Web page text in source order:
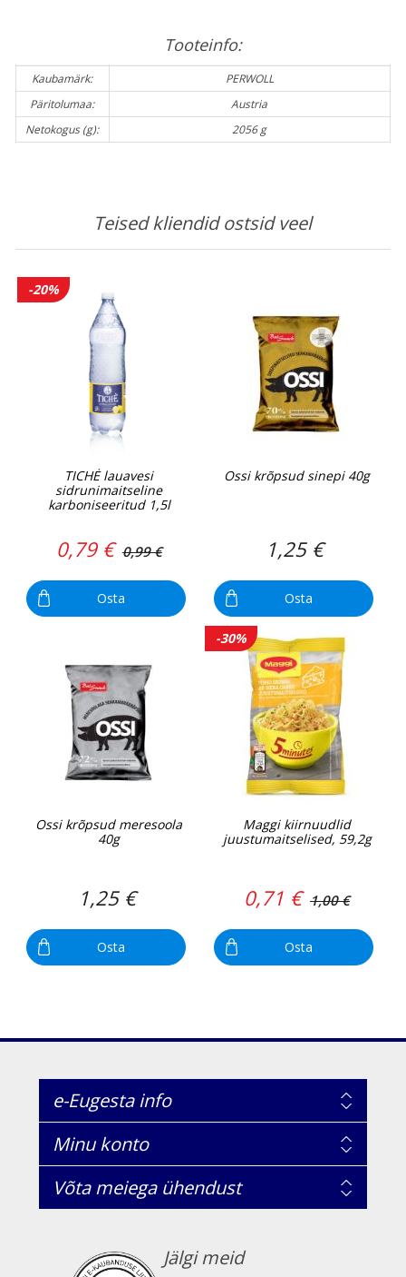
Tooteinfo:
Kaubamärk:
PERWOLL
Päritolumaa:
Austria
Netokogus (g):
2056 g
Teised kliendid ostsid veel
-20%
TICHĖ lauavesi
sidrunimaitseline
karboniseeritud 1,5l
0,79 € 0,99 €
Osta
Ossi krõpsud sinepi 40g
1,25 €
Osta
Ossi krõpsud meresoola
40g
1,25 €
Osta
-30%
Maggi kiirnuudlid
juustumaitselised, 59,2g
0,71 € 1,00 €
Osta
e-Eugesta info
Minu konto
Võta meiega ühendust
Jälgi meid